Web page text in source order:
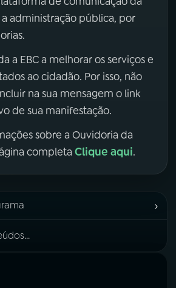
administração pública, por
a EBC a melhorar os serviços e
ao cidadão. Por isso, não
na sua mensagem o link
de sua manifestação.
sobre a Ouvidoria da
completa Clique aqui.
›